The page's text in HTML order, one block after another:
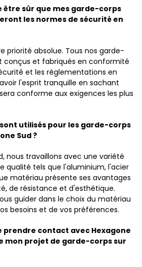
être sûr que mes garde-corps
les normes de sécurité en
priorité absolue. Tous nos garde-
conçus et fabriqués en conformité
et les réglementations en
l'esprit tranquille en sachant
conforme aux exigences les plus
utilisés pour les garde-corps
Sud ?
nous travaillons avec une variété
qualité tels que l'aluminium, l'acier
matériau présente ses avantages
de résistance et d'esthétique.
guider dans le choix du matériau
besoins et de vos préférences.
prendre contact avec Hexagone
mon projet de garde-corps sur